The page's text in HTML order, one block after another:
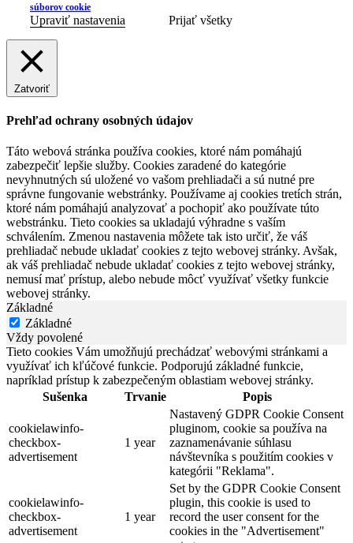
súborov cookie
Upraviť nastavenia Prijať všetky
Zatvoriť
Prehľad ochrany osobných údajov
Táto webová stránka používa cookies, ktoré nám pomáhajú
zabezpečiť lepšie služby. Cookies zaradené do kategórie
nevyhnutných sú uložené vo vašom prehliadači a sú nutné pre
správne fungovanie webstránky. Používame aj cookies tretích strán,
ktoré nám pomáhajú analyzovať a pochopiť ako používate túto
webstránku. Tieto cookies sa ukladajú výhradne s vaším
schválením. Zmenou nastavenia môžete tak isto určiť, že váš
prehliadač nebude ukladať cookies z tejto webovej stránky. Avšak,
ak váš prehliadač nebude ukladať cookies z tejto webovej stránky,
nemusí mať prístup, alebo nebude môcť využívať všetky funkcie
webovej stránky.
Základné
Základné
Vždy povolené
Tieto cookies Vám umožňujú prechádzať webovými stránkami a
využívať ich kľúčové funkcie. Podporujú základné funkcie,
napríklad prístup k zabezpečeným oblastiam webovej stránky.
Sušenka
Trvanie Popis
cookielawinfo-
checkbox-
advertisement
1 year
Nastavený GDPR Cookie Consent
pluginom, cookie sa používa na
zaznamenávanie súhlasu
návštevníka s použitím cookies v
kategórii "Reklama".
cookielawinfo-
checkbox-
advertisement
1 year
Set by the GDPR Cookie Consent
plugin, this cookie is used to
record the user consent for the
cookies in the "Advertisement"